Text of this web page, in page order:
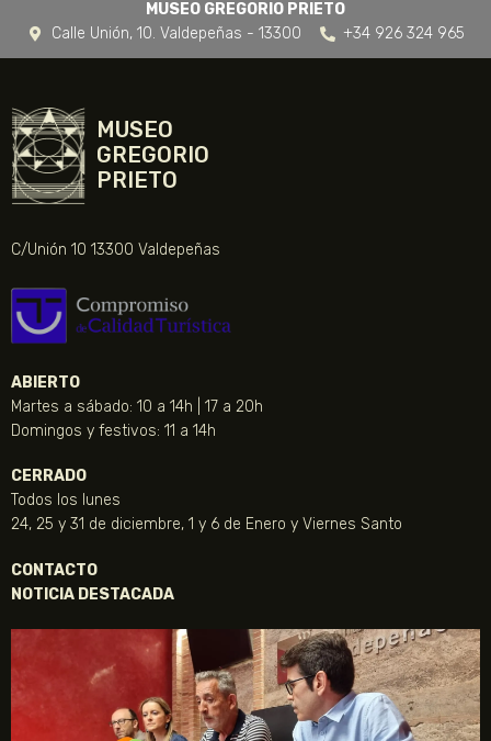
MUSEO GREGORIO PRIETO
Calle Unión, 10. Valdepeñas - 13300
+34 926 324 965
MUSEO
GREGORIO
PRIETO
C/Unión 10 13300 Valdepeñas
ABIERTO
Martes a sábado: 10 a 14h | 17 a 20h
Domingos y festivos: 11 a 14h
CERRADO
Todos los lunes
24, 25 y 31 de diciembre, 1 y 6 de Enero y Viernes Santo
CONTACTO
NOTICIA DESTACADA